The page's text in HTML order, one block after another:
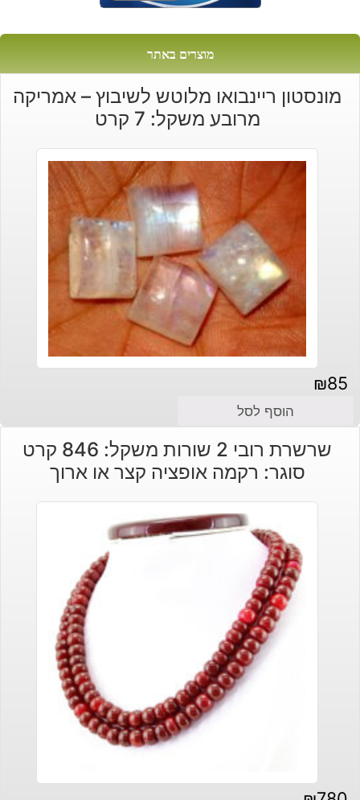
מוצרים באתר
מונסטון ריינבואו מלוטש לשיבוץ – אמריקה
מרובע משקל: 7 קרט
₪85
הוסף לסל
שרשרת רובי 2 שורות משקל: 846 קרט
סוגר: רקמה אופציה קצר או ארוך